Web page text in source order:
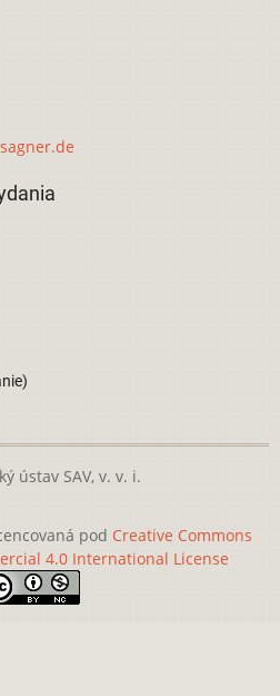
ústav SAV, v. v. i.
pod Creative Commons
4.0 International License